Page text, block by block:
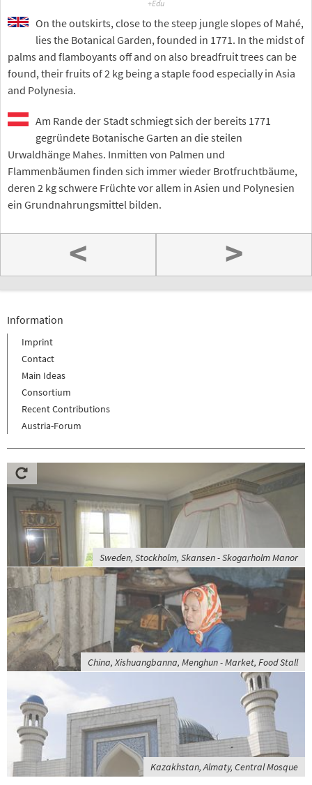
On the outskirts, close to the steep jungle slopes of Mahé,
lies the Botanical Garden, founded in 1771. In the midst of
palms and flamboyants off and on also breadfruit trees can be
found, their fruits of 2 kg being a staple food especially in Asia
and Polynesia.
Am Rande der Stadt schmiegt sich der bereits 1771
gegründete Botanische Garten an die steilen
Urwaldhänge Mahes. Inmitten von Palmen und
Flammenbäumen finden sich immer wieder Brotfruchtbäume,
deren 2 kg schwere Früchte vor allem in Asien und Polynesien
ein Grundnahrungsmittel bilden.
< >
Information
Imprint
Contact
Main Ideas
Consortium
Recent Contributions
Austria-Forum
Sweden, Stockholm, Skansen - Skogarholm Manor
China, Xishuangbanna, Menghun - Market, Food Stall
Kazakhstan, Almaty, Central Mosque